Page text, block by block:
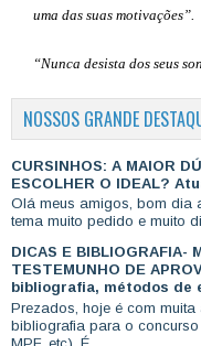
uma das suas motivações”
“Nunca desista dos seus
NOSSOS GRANDE
CURSINHOS: A MAIOR
ESCOLHER O IDEAL?
Olá meus amigos, bom dia
tema muito pedido e muito
DICAS E BIBLIOGRAFIA-
TESTEMUNHO DE
bibliografia, métodos de
Prezados, hoje é com
bibliografia para o concurso